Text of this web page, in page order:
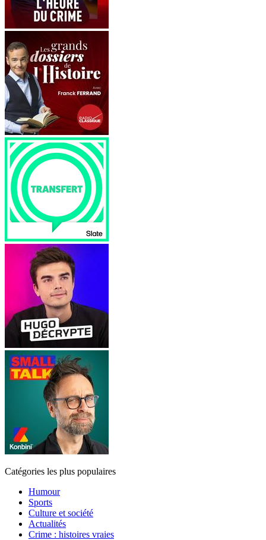
Catégories les plus populaires
Humour
Sports
Culture et société
Actualités
Crime : histoires vraies